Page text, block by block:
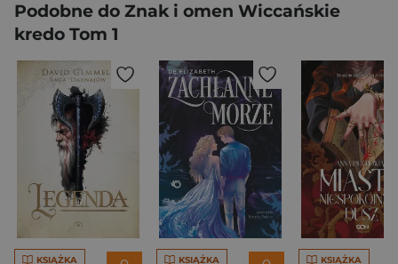
Podobne do Znak i omen Wiccańskie
kredo Tom 1
KSIĄŻKA KSIĄŻKA KSIĄŻKA